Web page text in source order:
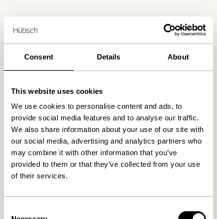
Consent Details About
This website uses cookies
We use cookies to personalise content and ads, to
provide social media features and to analyse our traffic.
We also share information about your use of our site with
our social media, advertising and analytics partners who
may combine it with other information that you’ve
provided to them or that they’ve collected from your use
of their services.
Retour 30 jours
Livraison gratuite à partir de499 DKK*
Produits similaires